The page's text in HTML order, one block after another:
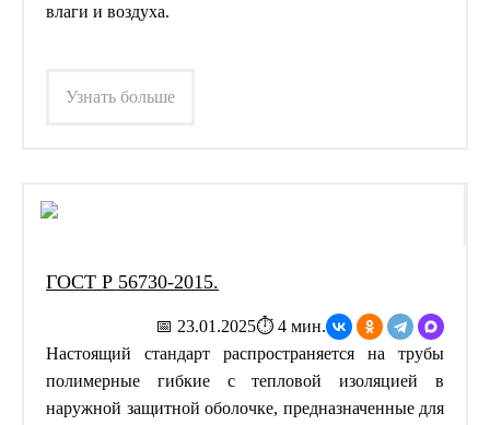
влаги и воздуха.
Узнать больше
ГОСТ Р 56730-2015.
📅 23.01.2025⏱ 4 мин.
Настоящий стандарт распространяется на трубы
полимерные гибкие с тепловой изоляцией в
наружной защитной оболочке, предназначенные для